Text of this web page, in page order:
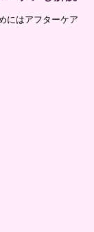
にはアフターケア